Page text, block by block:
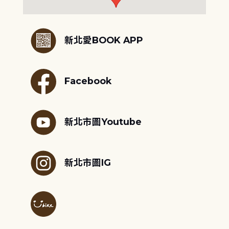
新北愛BOOK APP
Facebook
新北市圖Youtube
新北市圖IG